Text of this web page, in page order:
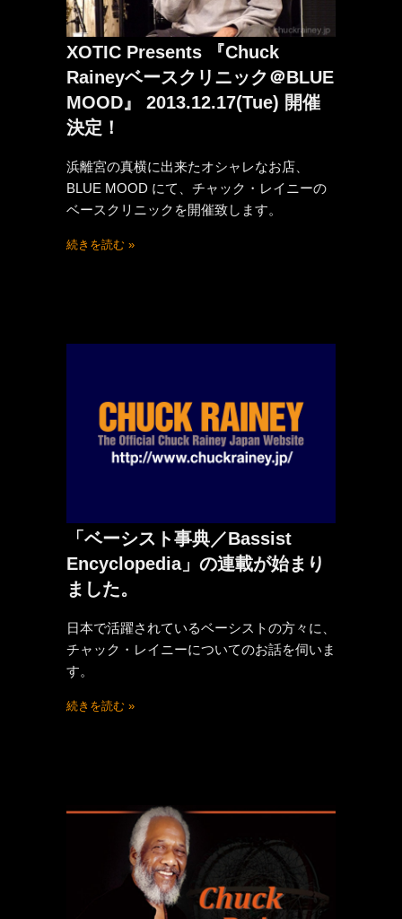
XOTIC Presents 『Chuck
Raineyベースクリニック＠BLUE
MOOD』 2013.12.17(Tue) 開催
決定！
浜離宮の真横に出来たオシャレなお店、
BLUE MOOD にて、チャック・レイニーの
ベースクリニックを開催致します。
続きを読む »
「ベーシスト事典／Bassist
Encyclopedia」の連載が始まり
ました。
日本で活躍されているベーシストの方々に、
チャック・レイニーについてのお話を伺いま
す。
続きを読む »